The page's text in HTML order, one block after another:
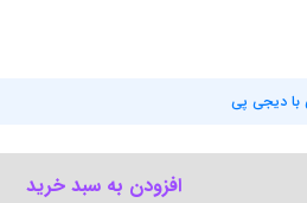
پد
منبع تغذیه (پاور)
رم
با دیجی پی
افزودن به سبد خرید